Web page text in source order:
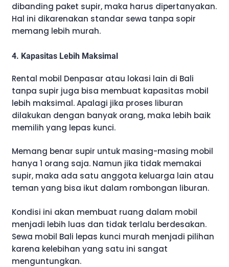
dibanding paket supir, maka harus dipertanyakan.
Hal ini dikarenakan standar sewa tanpa sopir
memang lebih murah.
4. Kapasitas Lebih Maksimal
Rental mobil Denpasar atau lokasi lain di Bali
tanpa supir juga bisa membuat kapasitas mobil
lebih maksimal. Apalagi jika proses liburan
dilakukan dengan banyak orang, maka lebih baik
memilih yang lepas kunci.
Memang benar supir untuk masing-masing mobil
hanya 1 orang saja. Namun jika tidak memakai
supir, maka ada satu anggota keluarga lain atau
teman yang bisa ikut dalam rombongan liburan.
Kondisi ini akan membuat ruang dalam mobil
menjadi lebih luas dan tidak terlalu berdesakan.
Sewa mobil Bali lepas kunci murah menjadi pilihan
karena kelebihan yang satu ini sangat
menguntungkan.